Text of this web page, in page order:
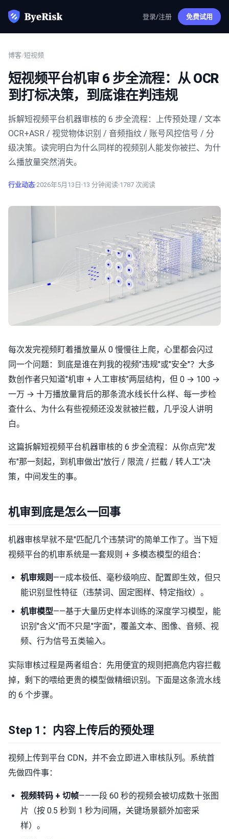
登录/注册 免费试用
博客/短视频
短视频平台机审 6 步全流程：从 OCR
到打标决策，到底谁在判违规
拆解短视频平台机器审核的 6 步全流程：上传预处理 / 文本
OCR+ASR / 视觉物体识别 / 音频指纹 / 账号风控信号 / 分
级决策。读完明白为什么同样的视频别人能发你被拦、为什
么播放量突然消失。
行业动态 2026年5月13日 13 分钟阅读 1787 次阅读
每次发完视频盯着播放量从 0 慢慢往上爬，心里都会闪过
同一个问题：到底是谁在判我的视频"违规"或"安全"？大多
数创作者只知道"机审 + 人工审核"两层结构，但 0 → 100 →
一万 → 十万播放量背后的那条流水线长什么样、每一步检
查什么、为什么有些视频还没发就被拦截，几乎没人讲明
白。
这篇拆解短视频平台机器审核的 6 步全流程：从你点完"发
布"那一刻起，到机审做出"放行 / 限流 / 拦截 / 转人工"决
策，中间发生的事。
机审到底是怎么一回事
机器审核早就不是"匹配几个违禁词"的简单工作了。当下短
视频平台的机审系统是一套规则 + 多模态模型的组合：
机审规则 ——成本极低、毫秒级响应、配置即生效，但只
能识别显性特征（违禁词、固定图样、特定指纹）。
机审模型——基于大量历史样本训练的深度学习模型，能
识别"含义"而不只是"字面"，覆盖文本、图像、音频、视
频、行为信号五类输入。
实际审核过程是两者组合：先用便宜的规则把高危内容拦截
掉，剩下的喂给更贵的模型做精细识别。下面是这条流水线
的 6 个步骤。
Step 1：内容上传后的预处理
视频上传到平台 CDN，并不会立即进入审核队列。系统首
先做四件事：
视频转码 + 切帧——一段 60 秒的视频会被切成数十张图
片（按 0.5 秒到 1 秒为间隔，关键场景额外加密采
样）。